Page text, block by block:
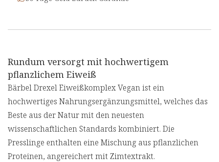
Rundum versorgt mit hochwertigem
pflanzlichem Eiweiß
Bärbel Drexel Eiweißkomplex Vegan ist ein
hochwertiges Nahrungsergänzungsmittel, welches das
Beste aus der Natur mit den neuesten
wissenschaftlichen Standards kombiniert. Die
Presslinge enthalten eine Mischung aus pflanzlichen
Proteinen, angereichert mit Zimtextrakt.